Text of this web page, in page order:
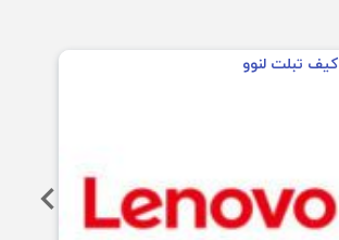
کیف تبلت لنوو